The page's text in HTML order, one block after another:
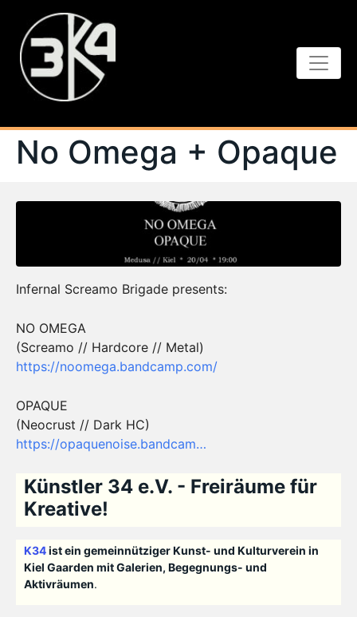
No Omega + Opaque
Infernal Screamo Brigade presents:
NO OMEGA
(Screamo // Hardcore // Metal)
https://noomega.bandcamp.com/
OPAQUE
(Neocrust // Dark HC)
https://opaquenoise.bandcam…
Künstler 34 e.V. - Freiräume für
Kreative!
K34ist ein gemeinnütziger Kunst- und Kulturverein in
Kiel Gaarden mit Galerien, Begegnungs- und
Aktivräumen.